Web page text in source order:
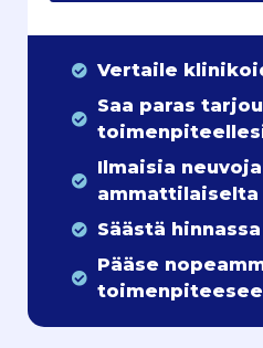
Vertaile
Saa paras
Ilmaisia neuvoja
ammattilaiselta
Säästä
Pääse